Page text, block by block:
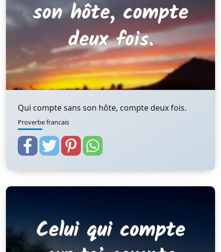
Qui compte sans son hôte, compte deux fois.
Proverbe francais